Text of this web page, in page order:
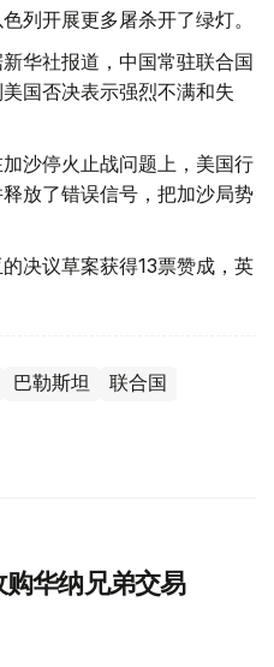
列开展更多屠杀开了绿灯。
华社报道，中国常驻联合国
国否决表示强烈不满和失
沙停火止战问题上，美国行
放了错误信号，把加沙局势
决议草案获得13票赞成，英
巴勒斯坦 联合国
华纳兄弟交易